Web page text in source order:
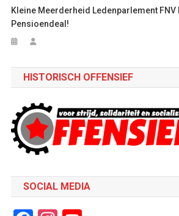
Kleine Meerderheid Ledenparlement FNV
Pensioendeal!
HISTORISCH OFFENSIEF
SOCIAL MEDIA